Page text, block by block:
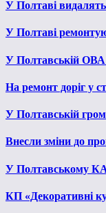
У Полтаві
У Полтаві
У Полтавській ОВА
На ремонт доріг у
У Полтавській
Внесли зміни до
У Полтавському
КП «Декоративні